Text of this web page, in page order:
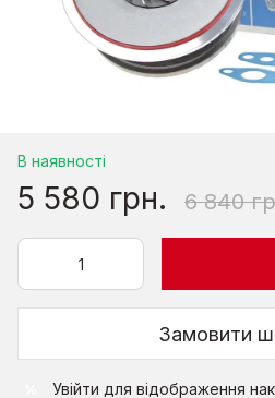
В наявності
5 580 грн. 6 840
Замовити
Увійти для відображення